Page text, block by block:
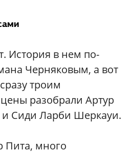
История в нем по-
Черняковым, а вот
троим
разобрали Артур
и Сиди Ларби Шеркауи.
Пита, много